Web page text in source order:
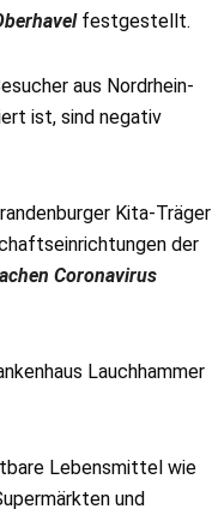
festgestellt.
aus Nordrhein-
ist, sind negativ
Kita-Träger
der
Coronavirus
Lauchhammer
Lebensmittel wie
und